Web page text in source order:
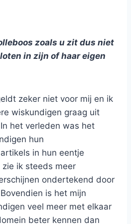
zoals u zit dus niet
in zijn of haar eigen
zeker niet voor mij en ik
wiskundigen graag uit
het verleden was het
hun
in hun eentje
ik steeds meer
ondertekend door
is het mijn
veel meer met elkaar
beter kennen dan